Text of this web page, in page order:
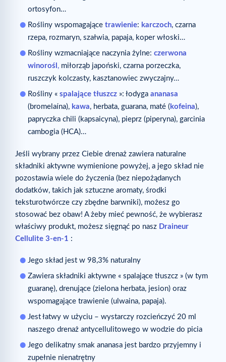
ortosyfon…
Rośliny wspomagające trawienie: karczoch, czarna
rzepa, rozmaryn, szałwia, papaja, koper włoski…
Rośliny wzmacniające naczynia żylne: czerwona
winorośl , miłorząb japoński, czarna porzeczka,
ruszczyk kolczasty, kasztanowiec zwyczajny…
Rośliny « spalające tłuszcz »: łodyga ananasa
(bromelaína), kawa, herbata, guarana, maté ( kofeina),
papryczka chili (kapsaicyna), pieprz (piperyna), garcinia
cambogia (HCA)…
Jeśli wybrany przez Ciebie drenaż zawiera naturalne
składniki aktywne wymienione powyżej, a jego skład nie
pozostawia wiele do życzenia (bez niepożądanych
dodatków, takich jak sztuczne aromaty, środki
teksturotwórcze czy zbędne barwniki), możesz go
stosować bez obaw! A żeby mieć pewność, że wybierasz
właściwy produkt, możesz sięgnąć po nasz Draineur
Cellulite 3-en-1 :
Jego skład jest w 98,3% naturalny
Zawiera składniki aktywne « spalające tłuszcz » (w tym
guaranę), drenujące (zielona herbata, jesion) oraz
wspomagające trawienie (ulwaina, papaja).
Jest łatwy w użyciu – wystarczy rozcieńczyć 20 ml
naszego drenaż antycellulitowego w wodzie do picia
Jego delikatny smak ananasa jest bardzo przyjemny i
zupełnie nienatrętny